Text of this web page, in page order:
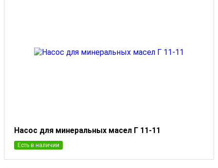
Насос для минеральных масел Г 11-11
Есть в наличии